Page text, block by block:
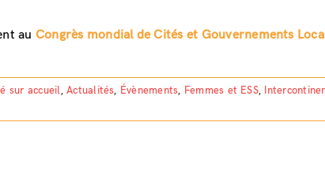
au Congrès mondial de Cités et Gouvernements
sur accueil,Actualités, Évènements, Femmes et ESS,